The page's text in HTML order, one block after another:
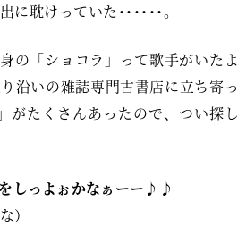
に耽けっていた･･････。
の「ショコラ」って歌手がいたよ
沿いの雑誌専門古書店に立ち寄っ
がたくさんあったので、つい探し
しっよぉかなぁーー♪♪
）